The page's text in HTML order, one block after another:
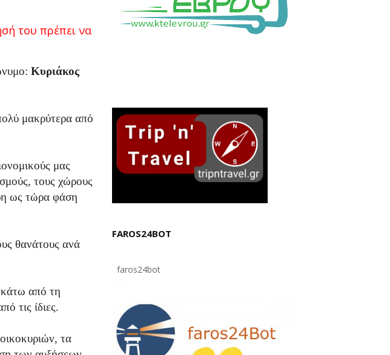
του πρέπει να
Κυριάκος
μακρύτερα από
μας
τους χώρους
ως τώρα φάση
θανάτους ανά
κάτω από τη
τις ίδιες.
τα
FAROS24BOT
faros24bot